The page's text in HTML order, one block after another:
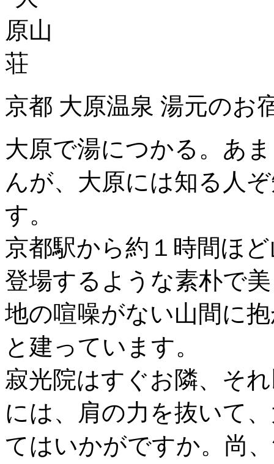
京都 大原温泉 湯元の
大原で湯につかる。あ
んが、大原には知る人
す。
京都駅から約１時間ほ
登場するような素朴で
地の喧噪がない山間に
と建っています。
寂光院はすぐお隣、そ
には、肩の力を抜いて
てはいかがですか。尚